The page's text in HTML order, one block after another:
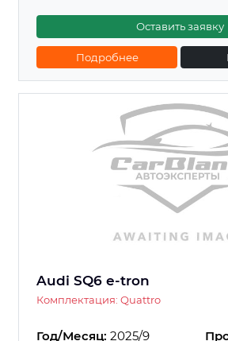
Оставить заявку
Подробнее
Audi SQ6 e-tron
Комплектация: Quattro
Год/Месяц: 2025/9